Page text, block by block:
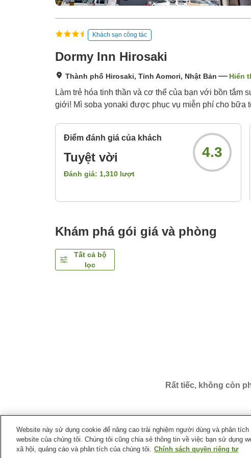
Khách sạn công tác
Dormy Inn Hirosaki
Thành phố Hirosaki, Tỉnh Aomori, Nhật Bản Hiển
Làm trẻ hóa tinh thần và cơ thể của bạn với bồn tắm
giới! Mì soba yonaki được phục vụ miễn phí cho bữa
Điểm đánh giá của khách
Tuyệt vời
Đánh giá: 1,310 lượt
4.3
Khám phá gói giá và phòng
Tất cả bộ
lọc
Rất tiếc, không còn
Trang chủ Nhật Bản Tỉnh Aomori Thành phố Hirosaki
Website này sử dụng cookie để nâng cao trải nghiệm người dùng và phân
website của chúng tôi. Chúng tôi cũng chia sẻ thông tin về việc bạn sử dụng
xã hội, quảng cáo và phân tích của chúng tôi. Chính sách quyền riêng tư